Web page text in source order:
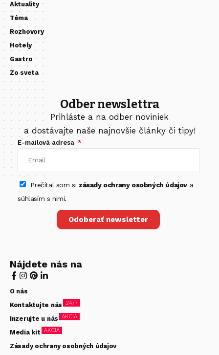
Aktuality
Téma
Rozhovory
Hotely
Gastro
Zo sveta
Odber newslettra
Prihláste a na odber noviniek
a dostávajte naše najnovšie články či tipy!
E-mailová adresa
Prečítal som si zásady ochrany osobných údajova
súhlasím s nimi.
Odoberať newsletter
Nájdete nás na
O nás
Kontaktujte nás 24/7
Inzerujte u nás AKCIA
Media kit AKCIA
Zásady ochrany osobných údajov